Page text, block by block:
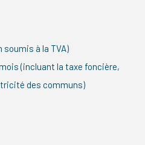
soumis à la TVA)
(incluant la taxe foncière,
des communs)